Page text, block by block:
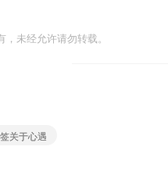
未经允许请勿转载。
关于心遇